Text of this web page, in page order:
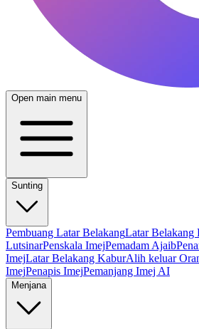
Open main menu
Sunting
Pembuang Latar BelakangLatar Belakang
LutsinarPenskala ImejPemadam Ajaib
ImejLatar Belakang KaburAlih keluar
ImejPenapis ImejPemanjang Imej AI
Menjana